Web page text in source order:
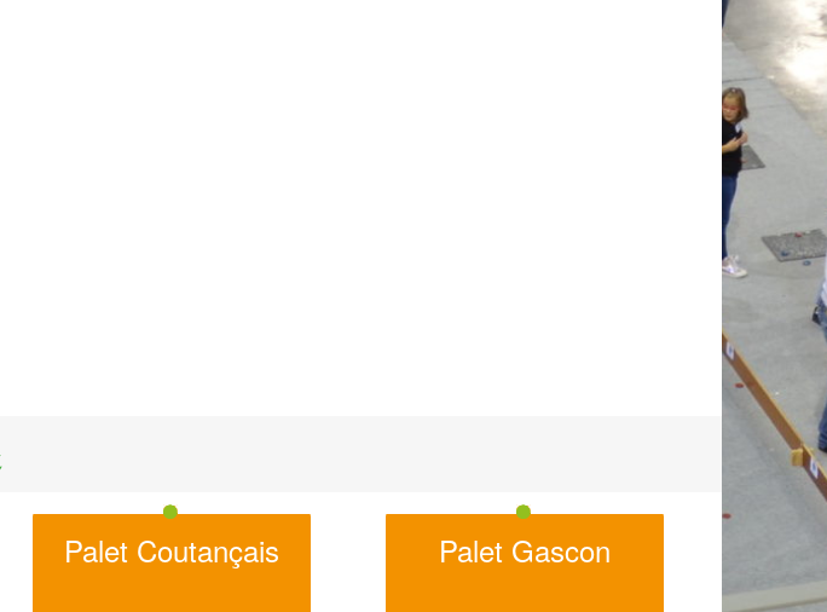
Palet Coutançais Palet Gascon